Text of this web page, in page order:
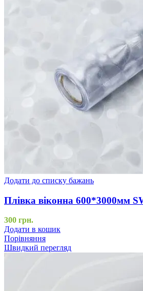
Додати до списку бажань
Плівка віконна 600*3000мм
300 грн.
Додати в кошик
Порівняння
Швидкий перегляд